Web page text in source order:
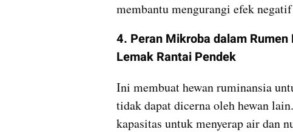
membantu mengurangi efek
4. Peran Mikroba dalam
Lemak Rantai Pendek
Ini membuat hewan ruminansia
tidak dapat dicerna oleh hewan
kapasitas untuk menyerap air dan